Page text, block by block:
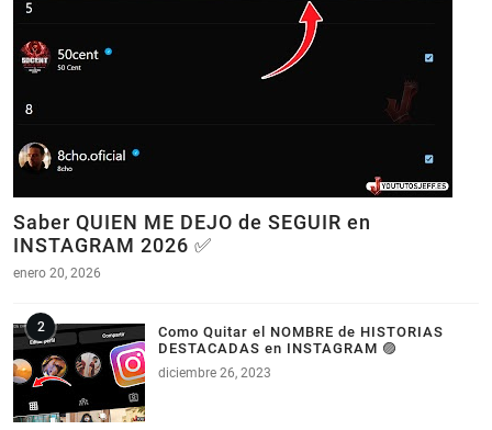
Saber QUIEN ME DEJO de SEGUIR en
INSTAGRAM 2026 ✅
enero 20, 2026
Como Quitar el NOMBRE de HISTORIAS
DESTACADAS en INSTAGRAM 🟣
diciembre 26, 2023